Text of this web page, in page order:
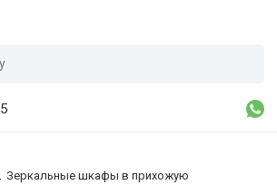
Зеркальные шкафы в прихожую